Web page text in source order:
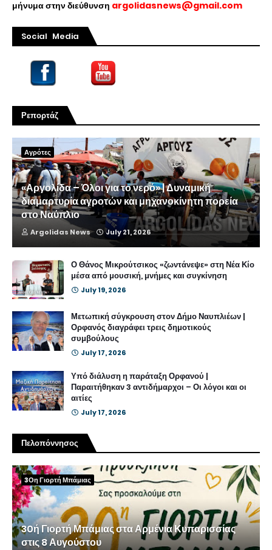
μήνυμα στην διεύθυνση argolidasnews@gmail.com
Social Media
Ρεπορτάζ
Αγρότες
«Αργολίδα – Όλοι για το νερό» | Δυναμική
διαμαρτυρία αγροτών και μηχανοκίνητη πορεία
στο Ναύπλιο
Argolidas News July 21, 2026
Ο Θάνος Μικρούτσικος «ζωντάνεψε» στη Νέα Κίο
μέσα από μουσική, μνήμες και συγκίνηση
July 19, 2026
Μετωπική σύγκρουση στον Δήμο Ναυπλιέων |
Ορφανός διαγράφει τρεις δημοτικούς
συμβούλους
July 17, 2026
Υπό διάλυση η παράταξη Ορφανού |
Παραιτήθηκαν 3 αντιδήμαρχοι – Οι λόγοι και οι
αιτίες
July 17, 2026
Πελοπόννησος
3Οη Γιορτή Μπάμιας
30ή Γιορτή Μπάμιας στα Αρμένια Κυπαρισσίας
στις 8 Αυγούστου